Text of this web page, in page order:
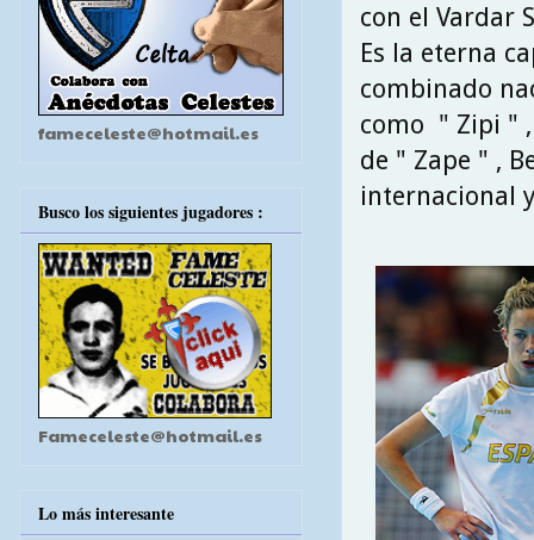
con el Vardar
Es la eterna
combinado
como " Zipi " ,
de " Zape " ,
internacional
fameceleste@hotmail.es
Busco los siguientes jugadores :
Fameceleste@hotmail.es
Lo más interesante